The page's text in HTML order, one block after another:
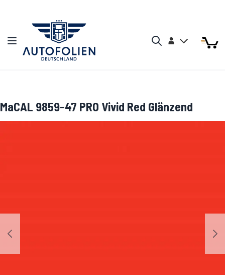
Navigation umschalten Konto Mein
MaCAL 9859-47 PRO Vivid Red Glänzend